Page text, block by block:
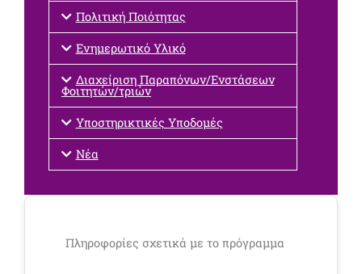
Πολιτική Ποιότητας
Ενημερωτικό Υλικό
Διαχείριση Παραπόνων/Ενστάσεων
Φοιτητών/τριών
Υποστηρικτικές Υποδομές
Νέα
Πληροφορίες σχετικά με το πρόγραμμα